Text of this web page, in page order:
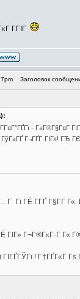
Г­ГІГ
Заголовок
- Г±Г®Г§Г¤Г
Г¬ГҐГ·ГІГ»! ГЂ
Г Гї ГЁ Г­ГҐ Г§Г­Г Г«.
ГІГ» Г¬Г®Г«Г·Г Г«
ГІГҐГЎГї.! Г†ГҐГ«Г